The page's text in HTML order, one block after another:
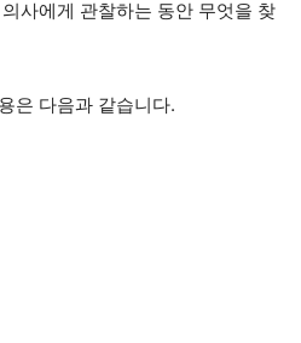
사에게 관찰하는 동안 무엇을 찾
은 다음과 같습니다.